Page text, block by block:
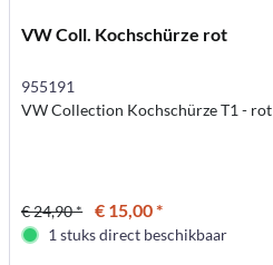
VW Coll. Kochschürze rot
955191
VW Collection Kochschürze T1 - rot
€ 24,90 * € 15,00 *
1 stuks direct beschikbaar